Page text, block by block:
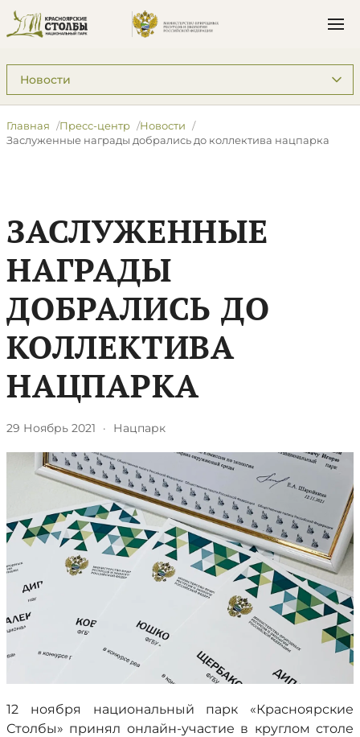
Подразделы: Пресс-центр
Главная Пресс-центр
Новости
Заслуженные награды добрались до коллектива нацпарка
ЗАСЛУЖЕННЫЕ
НАГРАДЫ
ДОБРАЛИСЬ ДО
КОЛЛЕКТИВА
НАЦПАРКА
29 Ноябрь 2021 · Нацпарк
12 ноября национальный парк «Красноярские
Столбы» принял онлайн-участие в круглом столе